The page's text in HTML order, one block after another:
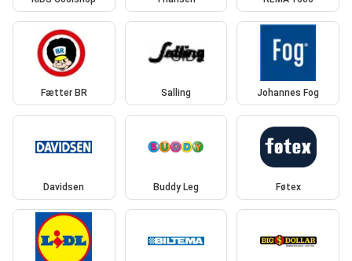
Fætter BR Salling Johannes Fog
Davidsen Buddy Leg Føtex